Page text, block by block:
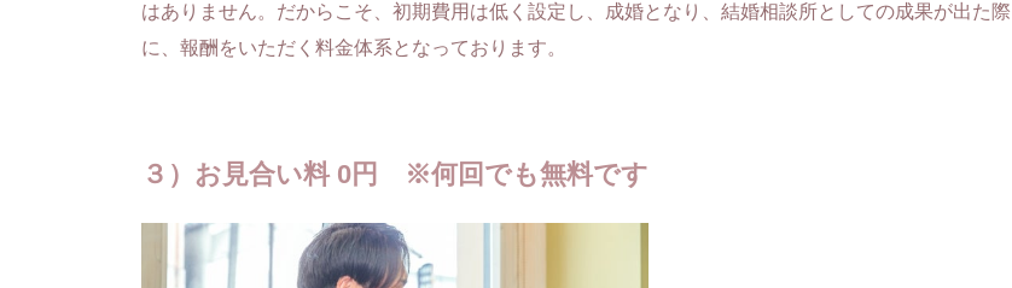
はありません。だからこそ、初期費用は低く設定し、成婚となり、結婚相談所としての成果が出た際
に、報酬をいただく料金体系となっております。
３）お見合い料 0円 ※何回でも無料です